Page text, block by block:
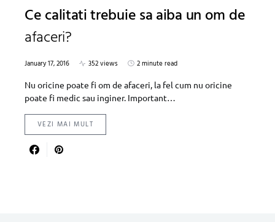
Ce calitati trebuie sa aiba un om de
afaceri?
January 17, 2016 352 views
2 minute read
Nu oricine poate fi om de afaceri, la fel cum nu oricine
poate fi medic sau inginer. Important…
VEZI MAI MULT